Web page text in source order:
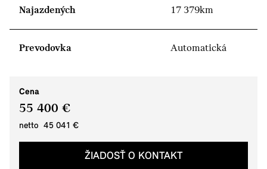
Najazdených 17 379km
Prevodovka Automatická
Cena
55 400 €
netto 45 041 €
ŽIADOSŤ O KONTAKT